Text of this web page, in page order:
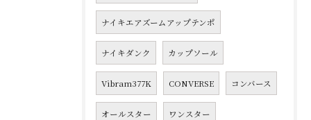
ナイキエアズームアップテンポ
ナイキダンク カップソール
Vibram377K CONVERSE コンバース
オールスター ワンスター